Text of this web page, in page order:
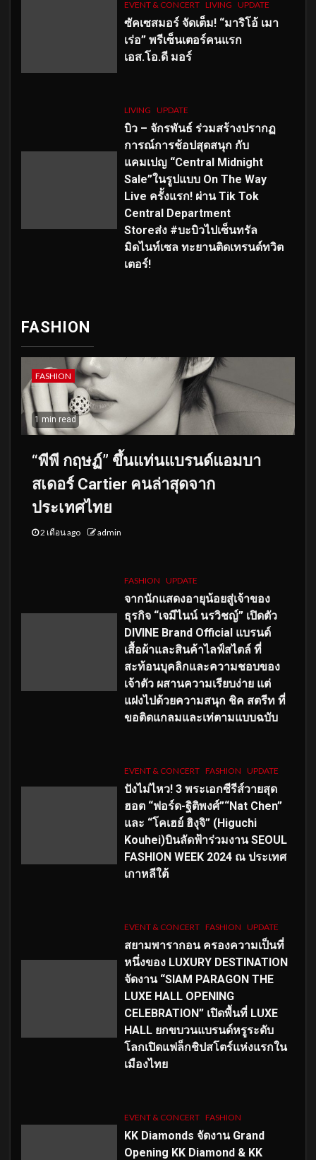
EVENT & CONCERT LIVING UPDATE
ซัคเซสมอร์ จัดเต็ม! “มาริโอ้ เมา
เร่อ” พรีเซ็นเตอร์คนแรก
เอส.โอ.ดี มอร์
LIVING UPDATE
บิว – จักรพันธ์ ร่วมสร้างปรากฏ
การณ์การช้อปสุดสนุก กับ
แคมเปญ “Central Midnight
Sale”ในรูปแบบ On The Way
Live ครั้งแรก! ผ่าน Tik Tok
Central Department
Storeส่ง #บะบิวไปเซ็นทรัล
มิดไนท์เซล ทะยานติดเทรนด์ทวิต
เตอร์!
FASHION
FASHION
1 min read
“พีพี กฤษฏ์” ขึ้นแท่นแบรนด์แอมบา
สเดอร์ Cartier คนล่าสุดจาก
ประเทศไทย
2 เดือน ago admin
FASHION UPDATE
จากนักแสดงอายุน้อยสู่เจ้าของ
ธุรกิจ “เจมีไนน์ นรวิชญ์” เปิดตัว
DIVINE Brand Official แบรนด์
เสื้อผ้าและสินค้าไลฟ์สไตล์ ที่
สะท้อนบุคลิกและความชอบของ
เจ้าตัว ผสานความเรียบง่าย แต่
แฝงไปด้วยความสนุก ชิค สตรีท ที่
ขอติดแกลมและเท่ตามแบบฉบับ
EVENT & CONCERT FASHION UPDATE
ปังไม่ไหว! 3 พระเอกซีรีส์วายสุด
ฮอต “ฟอร์ด-ฐิติพงศ์”“Nat Chen”
และ “โคเฮย์ ฮิงุจิ” (Higuchi
Kouhei)บินลัดฟ้าร่วมงาน SEOUL
FASHION WEEK 2024 ณ ประเทศ
เกาหลีใต้
EVENT & CONCERT FASHION UPDATE
สยามพารากอน ครองความเป็นที่
หนึ่งของ LUXURY DESTINATION
จัดงาน “SIAM PARAGON THE
LUXE HALL OPENING
CELEBRATION” เปิดพื้นที่ LUXE
HALL ยกขบวนแบรนด์หรูระดับ
โลกเปิดแฟล็กชิปสโตร์แห่งแรกใน
เมืองไทย
EVENT & CONCERT FASHION
KK Diamonds จัดงาน Grand
Opening KK Diamond & KK